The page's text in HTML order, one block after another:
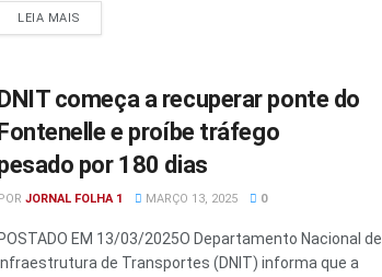
LEIA MAIS
começa a recuperar ponte do
e proíbe tráfego
por 180 dias
POR JORNAL FOLHA 1 MARÇO 13, 2025 0
POSTADO EM 13/03/2025O Departamento Nacional de
Infraestrutura de Transportes (DNIT) informa que a